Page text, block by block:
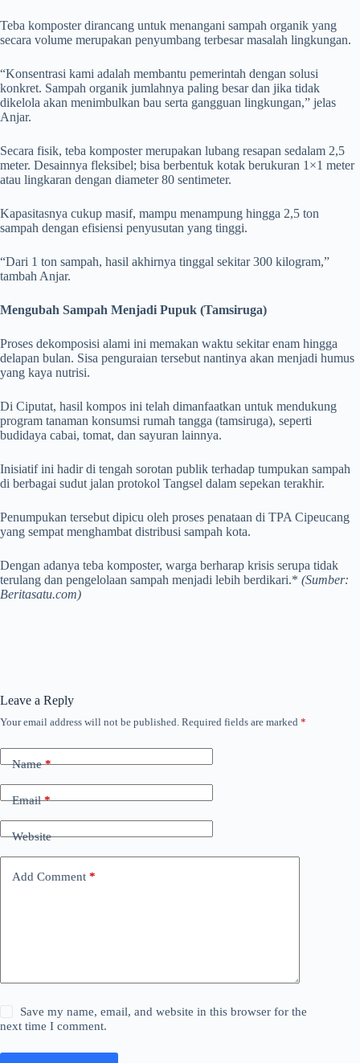
Teba komposter dirancang untuk menangani sampah organik yang
secara volume merupakan penyumbang terbesar masalah lingkungan.
“Konsentrasi kami adalah membantu pemerintah dengan solusi
konkret. Sampah organik jumlahnya paling besar dan jika tidak
dikelola akan menimbulkan bau serta gangguan lingkungan,” jelas
Anjar.
Secara fisik, teba komposter merupakan lubang resapan sedalam 2,5
meter. Desainnya fleksibel; bisa berbentuk kotak berukuran 1×1 meter
atau lingkaran dengan diameter 80 sentimeter.
Kapasitasnya cukup masif, mampu menampung hingga 2,5 ton
sampah dengan efisiensi penyusutan yang tinggi.
“Dari 1 ton sampah, hasil akhirnya tinggal sekitar 300 kilogram,”
tambah Anjar.
Mengubah Sampah Menjadi Pupuk (Tamsiruga)
Proses dekomposisi alami ini memakan waktu sekitar enam hingga
delapan bulan. Sisa penguraian tersebut nantinya akan menjadi humus
yang kaya nutrisi.
Di Ciputat, hasil kompos ini telah dimanfaatkan untuk mendukung
program tanaman konsumsi rumah tangga (tamsiruga), seperti
budidaya cabai, tomat, dan sayuran lainnya.
Inisiatif ini hadir di tengah sorotan publik terhadap tumpukan sampah
di berbagai sudut jalan protokol Tangsel dalam sepekan terakhir.
Penumpukan tersebut dipicu oleh proses penataan di TPA Cipeucang
yang sempat menghambat distribusi sampah kota.
Dengan adanya teba komposter, warga berharap krisis serupa tidak
terulang dan pengelolaan sampah menjadi lebih berdikari.* (Sumber:
Beritasatu.com)
Leave a Reply
Your email address will not be published. Required fields are marked *
Name*
Email*
Website
Add Comment *
Save my name, email, and website in this browser for the
next time I comment.